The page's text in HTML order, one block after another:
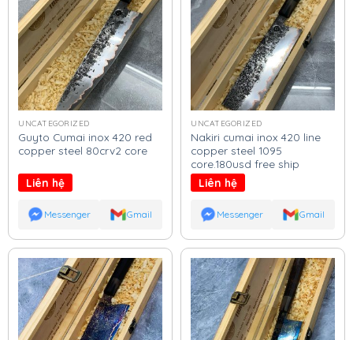
UNCATEGORIZED
Guyto Cumai inox 420 red
copper steel 80crv2 core
Liên hệ
Messenger Gmail
UNCATEGORIZED
Nakiri cumai inox 420 line
copper steel 1095
core.180usd free ship
Liên hệ
Messenger Gmail